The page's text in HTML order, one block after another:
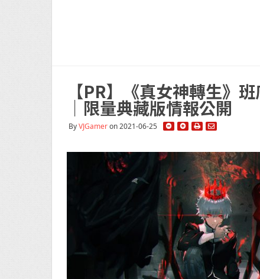
【PR】《真女神轉生》
｜限量典藏版情報公開
ByVJGameron 2021-06-25